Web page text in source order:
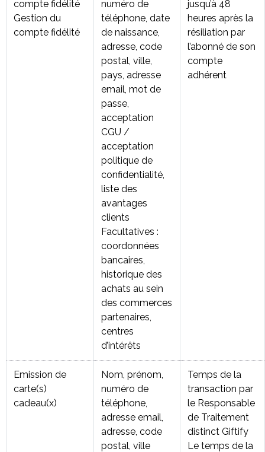
compte fidélité
Gestion du
compte fidélité
numéro de
téléphone, date
de naissance,
adresse, code
postal, ville,
pays, adresse
email, mot de
passe,
acceptation
CGU /
acceptation
politique de
confidentialité,
liste des
avantages
clients
Facultatives :
coordonnées
bancaires,
historique des
achats au sein
des commerces
partenaires,
centres
d’intérêts
jusqu’à 48
heures après la
résiliation par
l’abonné de son
compte
adhérent
Emission de
carte(s)
cadeau(x)
Nom, prénom,
numéro de
téléphone,
adresse email,
adresse, code
postal, ville
Temps de la
transaction par
le Responsable
de Traitement
distinct Giftify
Le temps de la